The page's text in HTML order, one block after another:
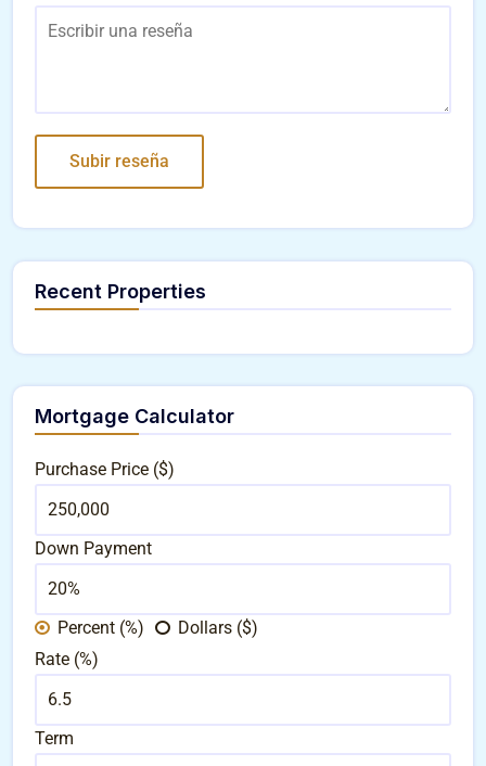
Recent Properties
Mortgage Calculator
Purchase Price ($)
Down Payment
Percent (%)
Dollars ($)
Rate (%)
Term